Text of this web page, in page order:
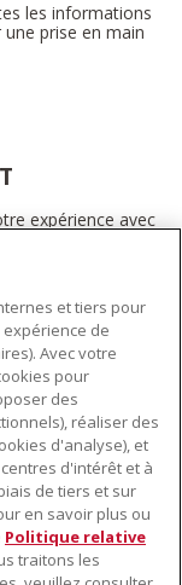
les informations
prise en main
expérience avec
recevoir des
et tiers pour
de
Avec votre
pour
des
réaliser des
d'analyse), et
d'intérêt et à
de tiers et sur
en savoir plus ou
Politique relative
traitons les